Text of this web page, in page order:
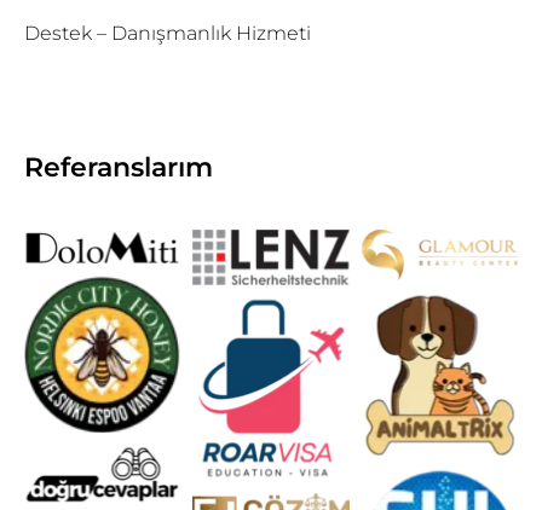
Destek – Danışmanlık Hizmeti
Referanslarım